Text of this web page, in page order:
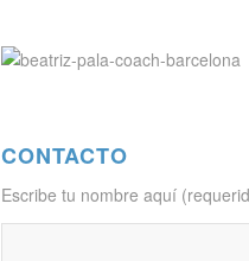
CONTACTO
Escribe tu nombre aquí